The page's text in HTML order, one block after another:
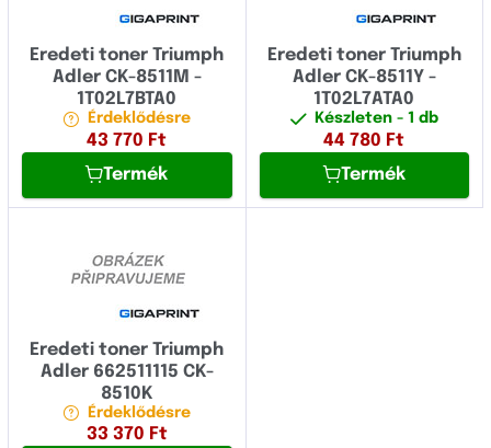
Image
Konica Minolta
Kyocera
Lexmark
OKI
Panasonic
Eredeti toner Triumph
Adler CK-8511M -
1T02L7BTA0
Érdeklődésre
43 770 Ft
Termék
Eredeti toner Triumph
Adler CK-8511Y -
1T02L7ATA0
Készleten - 1 db
44 780 Ft
Termék
Eredeti toner Triumph
Adler 662511115 CK-
8510K
Érdeklődésre
33 370 Ft